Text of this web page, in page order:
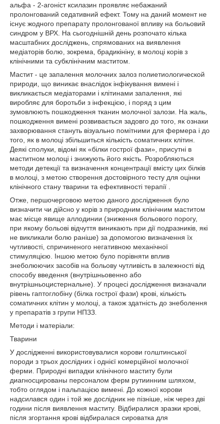
альфа - 2-агоніст ксилазин проявляє небажаний
пролонгований седативний ефект. Тому на даний момент не
існує жодного препарату пролонгованої впливу на больовий
синдром у ВРХ. На сьогоднішній день розпочато кілька
масштабних досліджень, спрямованих на виявлення
медіаторів болю, зокрема, брадикініну, в молоці корів з
клінічними та субклінічним маститом.
Мастит - це запалення молочних залоз полиетиологической
природи, що виникає внаслідок інфікування вимені і
викликається медіаторами і клітинами запалення, які
виробляє для боротьби з інфекцією, і поряд з цим
зумовлюють пошкодження тканин молочної залози. На жаль,
пошкодження вимені розвивається задовго до того, як ознаки
захворювання стануть візуально помітними для фермера і до
того, як в молоці збільшиться кількість соматичних клітин.
Деякі сполуки, відомі як «білки гострої фази», присутні в
маститном молоці і знижують його якість. Розробляються
методи детекції та визначення концентрації вмісту цих білків
в молоці, з метою створення достовірного тесту для оцінки
клінічного стану тварини та ефективності терапії .
Отже, першочерговою метою даного дослідження було
визначити чи дійсно у корів з природним клінічним маститом
має місце явище аллодинии (зниження больового порогу,
при якому больові відчуття виникають при дії подразників, які
не викликали болю раніше) за допомогою визначення їх
чутливості, спричиненого негативною механічної
стимуляцією. Іншою метою було порівняти вплив
знеболюючих засобів на больову чутливість в залежності від
способу введення (внутрішньовенно або
внутрішньоцистернальне). У процесі дослідження визначали
рівень гаптоглобіну (білка гострої фази) крові, кількість
соматичних клітин у молоці, а також здатність до знеболення
у препаратів з групи НПЗЗ.
Методи і матеріали:
Тварини
У дослідженні використовувалися корови голштинської
породи з трьох дослідних і однієї комерційної молочної
ферми. Природні випадки клінічного маститу були
диагносцированы персоналом ферм рутиинним шляхом,
тобто оглядом і пальпацією вимені. До кожної корови
надсилався один і той же дослідник не пізніше, ніж через дві
години після виявлення маститу. Відбиралися зразки крові,
після згортання крові відбиралася сироватка для